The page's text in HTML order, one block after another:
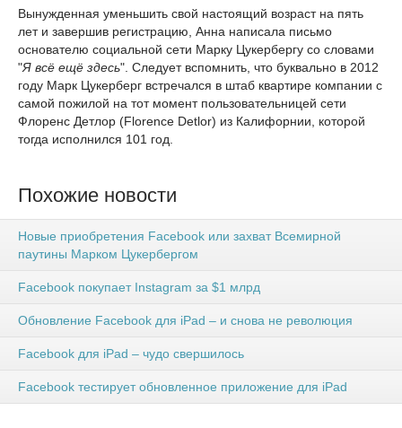
Вынужденная уменьшить свой настоящий возраст на пять
лет и завершив регистрацию, Анна написала письмо
основателю социальной сети Марку Цукербергу со словами
"Я всё ещё здесь". Следует вспомнить, что буквально в 2012
году Марк Цукерберг встречался в штаб квартире компании с
самой пожилой на тот момент пользовательницей сети
Флоренс Детлор (Florence Detlor) из Калифорнии, которой
тогда исполнился 101 год.
Похожие новости
Новые приобретения Facebook или захват Всемирной
паутины Марком Цукербергом
Facebook покупает Instagram за $1 млрд
Обновление Facebook для iPad – и снова не революция
Facebook для iPad – чудо свершилось
Facebook тестирует обновленное приложение для iPad